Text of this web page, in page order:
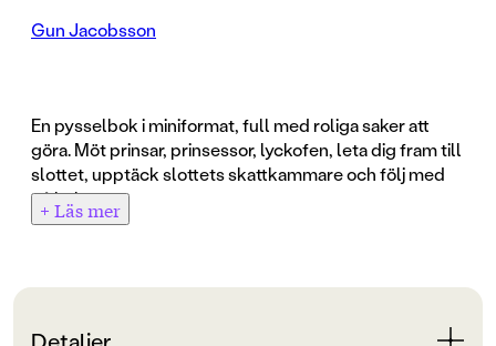
Gun Jacobsson
En pysselbok i miniformat, full med roliga saker att
göra. Möt prinsar, prinsessor, lyckofen, leta dig fram till
slottet, upptäck slottets skattkammare och följ med
på bal.
+ Läs mer